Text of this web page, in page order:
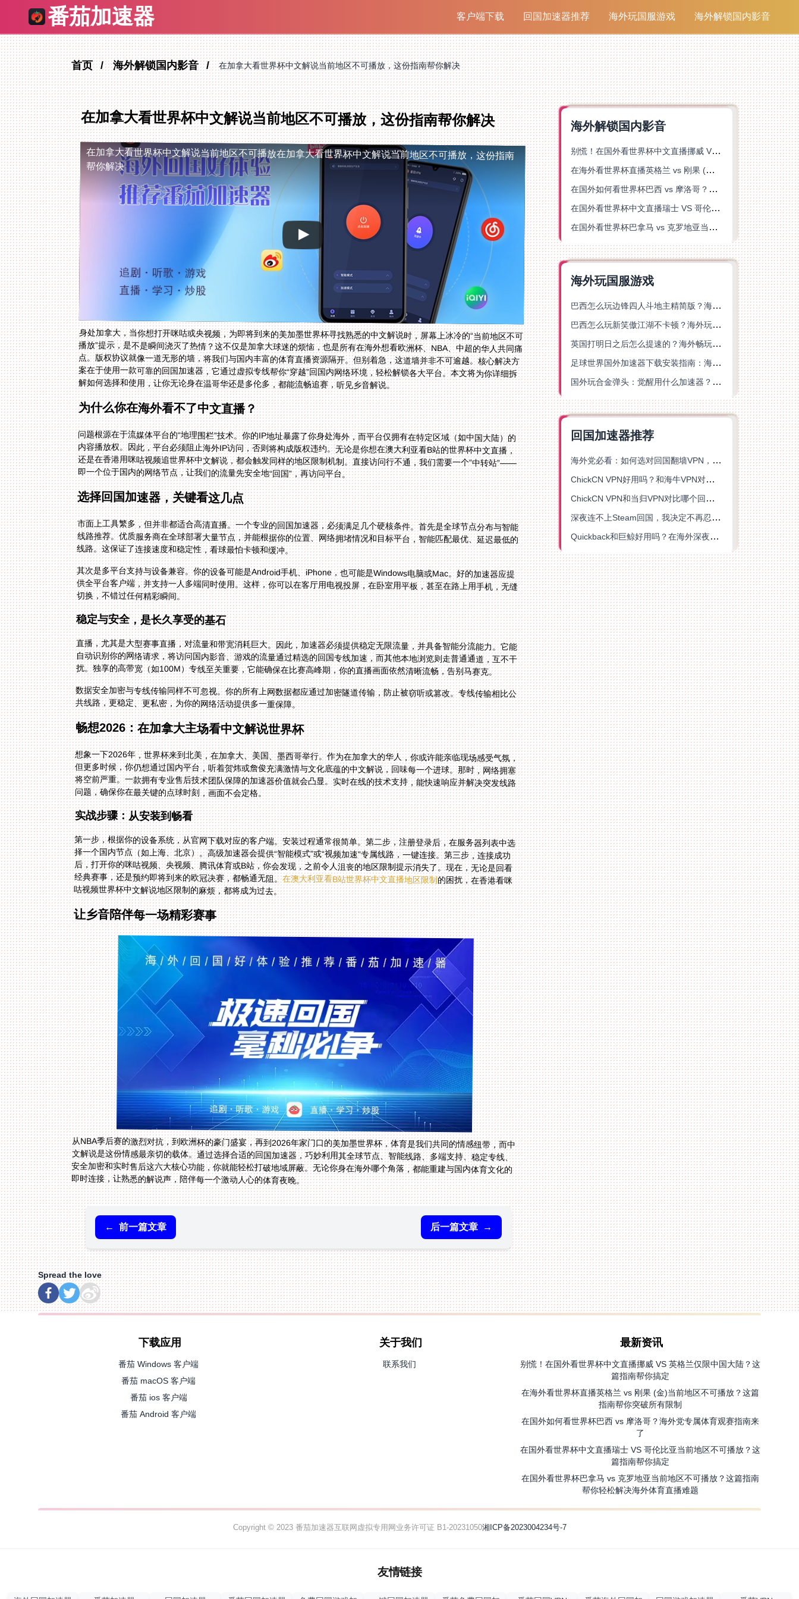
番茄加速器 客户端下载 回国加速器推荐 海外玩国服游戏 海外解锁国内影音
首页 海外解锁国内影音 在加拿大看世界杯中文解说当前地区不可播放，这份指南帮你解决
在加拿大看世界杯中文解说当前地区不可播放，这份指南帮你解决
在加拿大看世界杯中文解说当前地区不可播放在加拿大看世界杯中文解说当前地区不可播放，这份指南
帮你解决
身处加拿大，当你想打开咪咕或央视频，为即将到来的美加墨世界杯寻找熟悉的中文解说时，屏幕上冰冷的“当前地区不可
播放”提示，是不是瞬间浇灭了热情？这不仅是加拿大球迷的烦恼，也是所有在海外想看欧洲杯、NBA、中超的华人共同痛
点。版权协议就像一道无形的墙，将我们与国内丰富的体育直播资源隔开。但别着急，这道墙并非不可逾越。核心解决方
案在于使用一款可靠的回国加速器，它通过虚拟专线帮你“穿越”回国内网络环境，轻松解锁各大平台。本文将为你详细拆
解如何选择和使用，让你无论身在温哥华还是多伦多，都能流畅追赛，听见乡音解说。
为什么你在海外看不了中文直播？
问题根源在于流媒体平台的“地理围栏”技术。你的IP地址暴露了你身处海外，而平台仅拥有在特定区域（如中国大陆）的
内容播放权。因此，平台必须阻止海外IP访问，否则将构成版权违约。无论是你想在澳大利亚看B站的世界杯中文直播，
还是在香港用咪咕视频追世界杯中文解说，都会触发同样的地区限制机制。直接访问行不通，我们需要一个“中转站”——
即一个位于国内的网络节点，让我们的流量先安全地“回国”，再访问平台。
选择回国加速器，关键看这几点
市面上工具繁多，但并非都适合高清直播。一个专业的回国加速器，必须满足几个硬核条件。首先是全球节点分布与智能
线路推荐。优质服务商在全球部署大量节点，并能根据你的位置、网络拥堵情况和目标平台，智能匹配最优、延迟最低的
线路。这保证了连接速度和稳定性，看球最怕卡顿和缓冲。
其次是多平台支持与设备兼容。你的设备可能是Android手机、iPhone，也可能是Windows电脑或Mac。好的加速器应提
供全平台客户端，并支持一人多端同时使用。这样，你可以在客厅用电视投屏，在卧室用平板，甚至在路上用手机，无缝
切换，不错过任何精彩瞬间。
稳定与安全，是长久享受的基石
直播，尤其是大型赛事直播，对流量和带宽消耗巨大。因此，加速器必须提供稳定无限流量，并具备智能分流能力。它能
自动识别你的网络请求，将访问国内影音、游戏的流量通过精选的回国专线加速，而其他本地浏览则走普通通道，互不干
扰。独享的高带宽（如100M）专线至关重要，它能确保在比赛高峰期，你的直播画面依然清晰流畅，告别马赛克。
数据安全加密与专线传输同样不可忽视。你的所有上网数据都应通过加密隧道传输，防止被窃听或篡改。专线传输相比公
共线路，更稳定、更私密，为你的网络活动提供多一重保障。
畅想2026：在加拿大主场看中文解说世界杯
想象一下2026年，世界杯来到北美，在加拿大、美国、墨西哥举行。作为在加拿大的华人，你或许能亲临现场感受气氛，
但更多时候，你仍想通过国内平台，听着贺炜或詹俊充满激情与文化底蕴的中文解说，回味每一个进球。那时，网络拥塞
将空前严重。一款拥有专业售后技术团队保障的加速器价值就会凸显。实时在线的技术支持，能快速响应并解决突发线路
问题，确保你在最关键的点球时刻，画面不会定格。
实战步骤：从安装到畅看
第一步，根据你的设备系统，从官网下载对应的客户端。安装过程通常很简单。第二步，注册登录后，在服务器列表中选
择一个国内节点（如上海、北京）。高级加速器会提供“智能模式”或“视频加速”专属线路，一键连接。第三步，连接成功
后，打开你的咪咕视频、央视频、腾讯体育或B站，你会发现，之前令人沮丧的地区限制提示消失了。现在，无论是回看
经典赛事，还是预约即将到来的欧冠决赛，都畅通无阻。在澳大利亚看B站世界杯中文直播地区限制的困扰，在香港看咪
咕视频世界杯中文解说地区限制的麻烦，都将成为过去。
让乡音陪伴每一场精彩赛事
从NBA季后赛的激烈对抗，到欧洲杯的豪门盛宴，再到2026年家门口的美加墨世界杯，体育是我们共同的情感纽带，而中
文解说是这份情感最亲切的载体。通过选择合适的回国加速器，巧妙利用其全球节点、智能线路、多端支持、稳定专线、
安全加密和实时售后这六大核心功能，你就能轻松打破地域屏蔽。无论你身在海外哪个角落，都能重建与国内体育文化的
即时连接，让熟悉的解说声，陪伴每一个激动人心的体育夜晚。
← 前一篇文章 后一篇文章 →
海外解锁国内影音
别慌！在国外看世界杯中文直播挪威 VS 英格兰仅限中国大陆？这篇指南帮你搞定
在海外看世界杯直播英格兰 vs 刚果 (金)当前地区不可播放？这篇指南帮你突破所有限制
在国外如何看世界杯巴西 vs 摩洛哥？海外党专属体育观赛指南来了
在国外看世界杯中文直播瑞士 VS 哥伦比亚当前地区不可播放？这篇指南帮你搞定
在国外看世界杯巴拿马 vs 克罗地亚当前地区不可播放？这篇指南帮你轻松解决海外体育直播难题
海外玩国服游戏
巴西怎么玩边锋四人斗地主精简版？海外游戏党的加速器终极选择
巴西怎么玩新笑傲江湖不卡顿？海外玩家国服游戏加速终极指南（附猫和老鼠一梦江湖实测）
英国打明日之后怎么提速的？海外畅玩国服游戏终极指南
足球世界国外加速器下载安装指南：海外党畅玩国服游戏的终极解决方案
国外玩合金弹头：觉醒用什么加速器？一份写给海外游子的畅玩指南
回国加速器推荐
海外党必看：如何选对回国翻墙VPN，无缝解锁国内资源？
ChickCN VPN好用吗？和海牛VPN对比哪个回国效果更好？
ChickCN VPN和当归VPN对比哪个回国效果更好？海外党亲测后选了它
深夜连不上Steam回国，我决定不再忍受这数字鸿沟
Quickback和巨鲸好用吗？在海外深夜想刷B站、追爱奇艺的你，或许正需要这份答案
Spread the love
下载应用
番茄 Windows 客户端
番茄 macOS 客户端
番茄 ios 客户端
番茄 Android 客户端
关于我们
联系我们
最新资讯
别慌！在国外看世界杯中文直播挪威 VS 英格兰仅限中国大陆？这
篇指南帮你搞定
在海外看世界杯直播英格兰 vs 刚果 (金)当前地区不可播放？这篇
指南帮你突破所有限制
在国外如何看世界杯巴西 vs 摩洛哥？海外党专属体育观赛指南来
了
在国外看世界杯中文直播瑞士 VS 哥伦比亚当前地区不可播放？这
篇指南帮你搞定
在国外看世界杯巴拿马 vs 克罗地亚当前地区不可播放？这篇指南
帮你轻松解决海外体育直播难题
Copyright © 2023 番茄加速器互联网虚拟专用网业务许可证 B1-20231050湘ICP备2023004234号-7
友情链接